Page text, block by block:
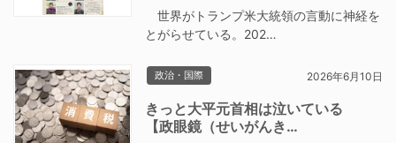
世界がトランプ米大統領の言動に神経を
とがらせている。202…
政治・国際 2026年6月10日
きっと大平元首相は泣いている
【政眼鏡（せいがんき…